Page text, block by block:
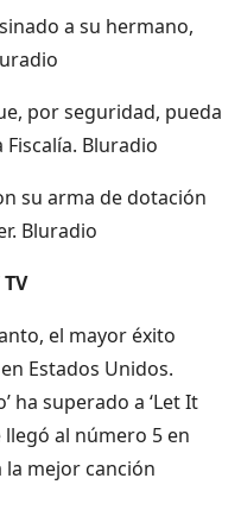
a su hermano,
por seguridad, pueda
Bluradio
su arma de dotación
Bluradio
el mayor éxito
Estados Unidos.
ha superado a ‘Let It
llegó al número 5 en
la mejor canción